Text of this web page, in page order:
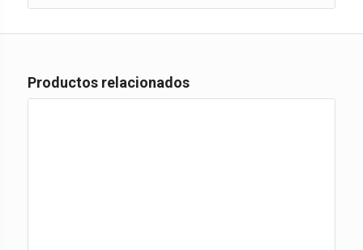
Productos relacionados